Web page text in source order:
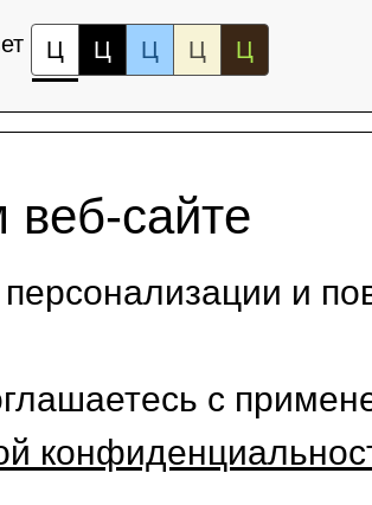
Ц Ц Ц Ц Ц
сайте
и
с